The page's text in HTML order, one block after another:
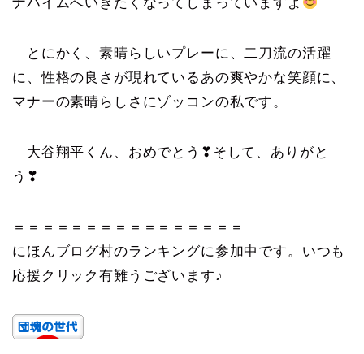
とにかく、素晴らしいプレーに、二刀流の活躍
に、性格の良さが現れているあの爽やかな笑顔に、
マナーの素晴らしさにゾッコンの私です。
大谷翔平くん、おめでとう❣そして、ありがと
う❣
＝＝＝＝＝＝＝＝＝＝＝＝＝＝＝＝
にほんブログ村のランキングに参加中です。いつも
応援クリック有難うございます♪